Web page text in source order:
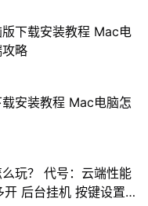
下载安装教程 Mac电
略
安装教程 Mac电脑怎
玩？ 代号：云端性能
后台挂机 按键设置